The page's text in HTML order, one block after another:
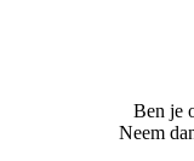
Ben je
Neem